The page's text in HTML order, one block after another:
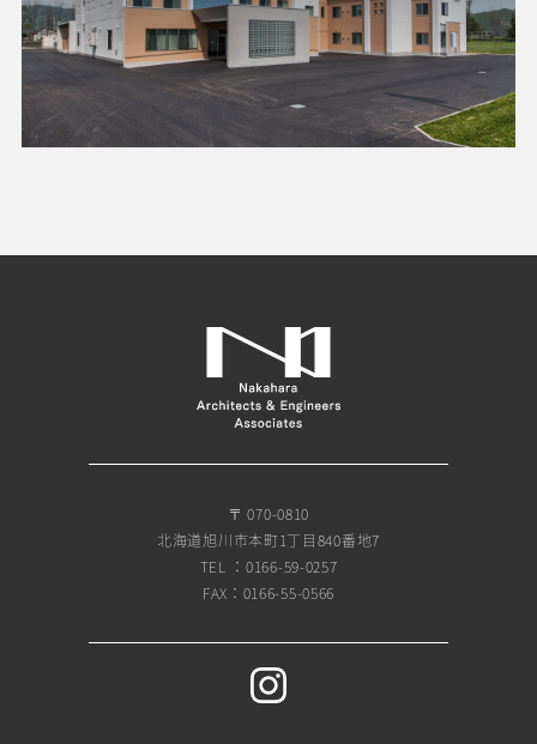
〒 070-0810
北海道旭川市本町1丁目840番地7
TEL ：0166-59-0257
FAX：0166-55-0566